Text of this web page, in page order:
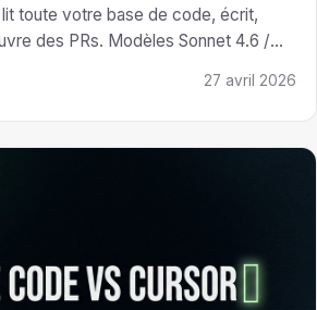
toute votre base de code, écrit,
des PRs. Modèles Sonnet 4.6 /
$/mois. Guide complet avec install,
sub-agents, MCP, comparatif
27 avril 2026